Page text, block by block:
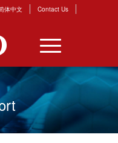
体中文 Contact Us